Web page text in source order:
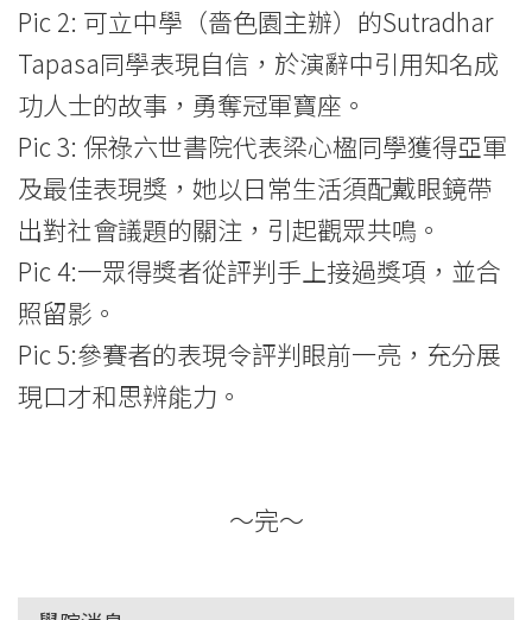
Pic 2: 可立中學（嗇色園主辦）的Sutradhar
Tapasa同學表現自信，於演辭中引用知名成
功人士的故事，勇奪冠軍寶座。
Pic 3: 保祿六世書院代表梁心楹同學獲得亞軍
及最佳表現獎，她以日常生活須配戴眼鏡帶
出對社會議題的關注，引起觀眾共鳴。
Pic 4:一眾得獎者從評判手上接過獎項，並合
照留影。
Pic 5:參賽者的表現令評判眼前一亮，充分展
現口才和思辨能力。
～完～